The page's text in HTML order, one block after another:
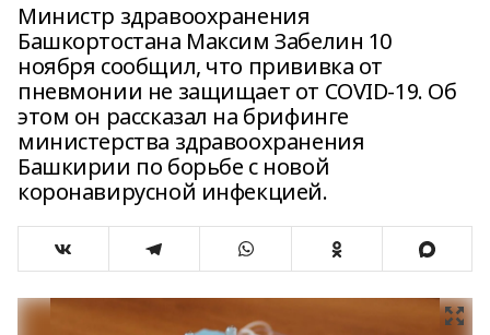
Министр здравоохранения
Башкортостана Максим Забелин 10
ноября сообщил, что прививка от
пневмонии не защищает от COVID-19. Об
этом он рассказал на брифинге
министерства здравоохранения
Башкирии по борьбе с новой
коронавирусной инфекцией.